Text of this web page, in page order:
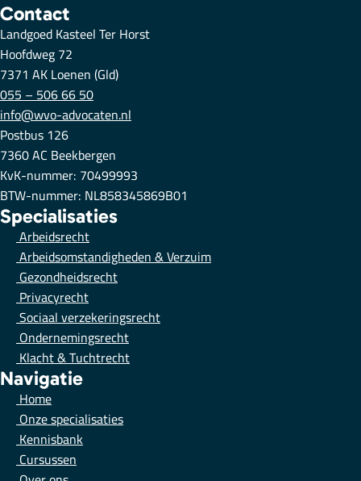
Contact
Landgoed Kasteel Ter Horst
Hoofdweg 72
7371 AK Loenen (Gld)
055 – 506 66 50
info@wvo-advocaten.nl
Postbus 126
7360 AC Beekbergen
KvK-nummer: 70499993
BTW-nummer: NL858345869B01
Specialisaties
Arbeidsrecht
Arbeidsomstandigheden & Verzuim
Gezondheidsrecht
Privacyrecht
Sociaal verzekeringsrecht
Ondernemingsrecht
Klacht & Tuchtrecht
Navigatie
Home
Onze specialisaties
Kennisbank
Cursussen